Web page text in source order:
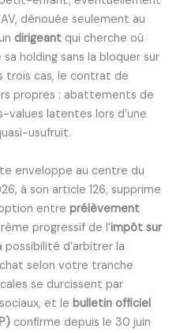
dénouée seulement au
dirigeant qui cherche où
holding sans la bloquer sur
trois cas, le contrat de
propres : abattements de
values latentes lors d’une
usufruit.
enveloppe au centre du
à son article 126, supprime
entreprélèvement
progressif de l’impôt sur
possibilité d’arbitrer la
selon votre tranche
se durcissent par
et lebulletin officiel
confirme depuis le 30 juin